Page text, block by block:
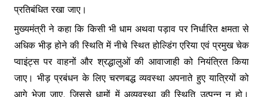
प्रतिबंधित रखा जाए।
मुख्यमंत्री ने कहा कि किसी भी धाम अथवा पड़ाव पर निर्धारित क्षमता से
अधिक भीड़ होने की स्थिति में नीचे स्थित होल्डिंग एरिया एवं प्रमुख चेक
प्वाइंट्स पर वाहनों और श्रद्धालुओं की आवाजाही को नियंत्रित किया
जाए। भीड़ प्रबंधन के लिए चरणबद्ध व्यवस्था अपनाते हुए यात्रियों को
आगे भेजा जाए, जिससे धामों में अव्यवस्था की स्थिति उत्पन्न न हो।